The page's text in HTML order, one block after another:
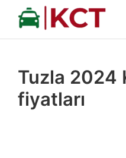
İçeriğe
Tuzla 2024
fiyatları